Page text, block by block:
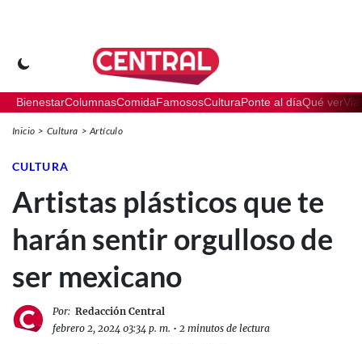
BienestarColumnasComidaFamososCulturaPonte al díaQué ver
Inicio Cultura Artículo
CULTURA
Artistas plásticos que te
harán sentir orgulloso de
ser mexicano
Por: Redacción Central
febrero 2, 2024 03:34 p. m. • 2 minutos de lectura